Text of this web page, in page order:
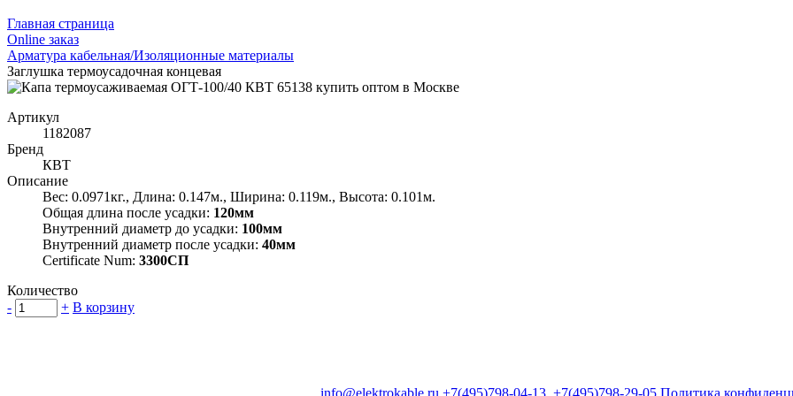
Главная страница
Оnline заказ
Арматура кабельная/Изоляционные материалы
Заглушка термоусадочная концевая
Артикул
1182087
Бренд
КВТ
Описание
Вес: 0.0971кг., Длина: 0.147м., Ширина: 0.119м., Высота: 0.101м.
Общая длина после усадки: 120мм
Внутренний диаметр до усадки: 100мм
Внутренний диаметр после усадки: 40мм
Certificate Num: 3300СП
Количество
-
+ В корзину